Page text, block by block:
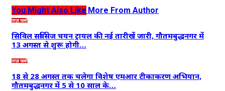
You Might Also Like More From Author
ताज़ा खबरें
सिविल सर्विसेज चयन ट्रायल की नई तारीखें जारी, गौतमबुद्धनगर में
13 अगस्त से शुरू होगी…
ताज़ा खबरें
18 से 28 अगस्त तक चलेगा विशेष एमआर टीकाकरण अभियान,
गौतमबुद्धनगर में 5 से 10 साल के…